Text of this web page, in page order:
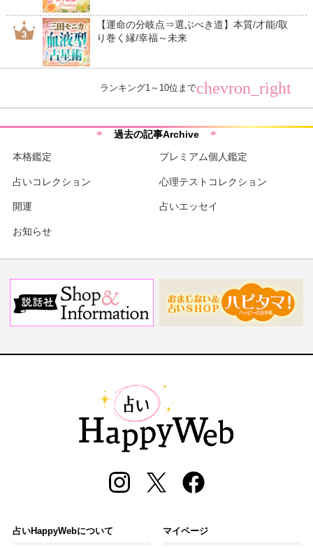
【運命の分岐点⇒選ぶべき道】本質/才能/取
り巻く縁/幸福～未来
ランキング1～10位までchevron_right
過去の記事Archive
本格鑑定 プレミアム個人鑑定
占いコレクション 心理テストコレクション
開運 占いエッセイ
お知らせ
占いHappyWebについて マイページ